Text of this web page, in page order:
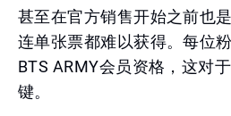
甚至在官方销售开始之前也
连单张票都难以获得。每位
BTS ARMY会员资格，这对
键。